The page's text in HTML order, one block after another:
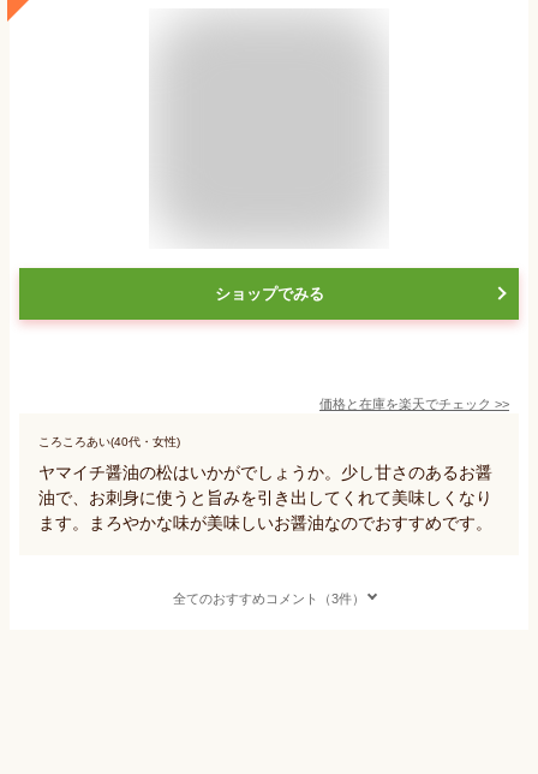
ショップでみる
価格と在庫を楽天でチェック >>
ころころあい(40代・女性)
ヤマイチ醤油の松はいかがでしょうか。少し甘さのあるお醤
油で、お刺身に使うと旨みを引き出してくれて美味しくなり
ます。まろやかな味が美味しいお醤油なのでおすすめです。
全てのおすすめコメント（3件）